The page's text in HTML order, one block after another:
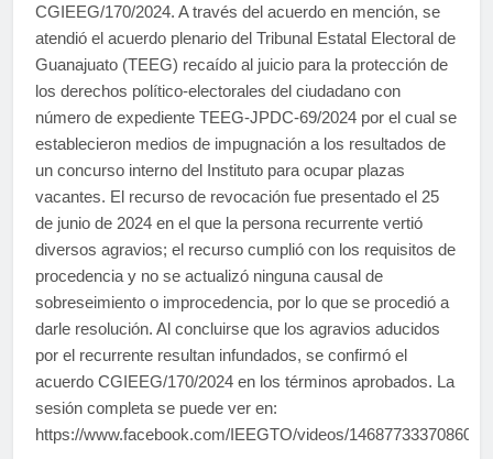
CGIEEG/170/2024. A través del acuerdo en mención, se
atendió el acuerdo plenario del Tribunal Estatal Electoral de
Guanajuato (TEEG) recaído al juicio para la protección de
los derechos político-electorales del ciudadano con
número de expediente TEEG-JPDC-69/2024 por el cual se
establecieron medios de impugnación a los resultados de
un concurso interno del Instituto para ocupar plazas
vacantes. El recurso de revocación fue presentado el 25
de junio de 2024 en el que la persona recurrente vertió
diversos agravios; el recurso cumplió con los requisitos de
procedencia y no se actualizó ninguna causal de
sobreseimiento o improcedencia, por lo que se procedió a
darle resolución. Al concluirse que los agravios aducidos
por el recurrente resultan infundados, se confirmó el
acuerdo CGIEEG/170/2024 en los términos aprobados. La
sesión completa se puede ver en:
https://www.facebook.com/IEEGTO/videos/1468773337086022